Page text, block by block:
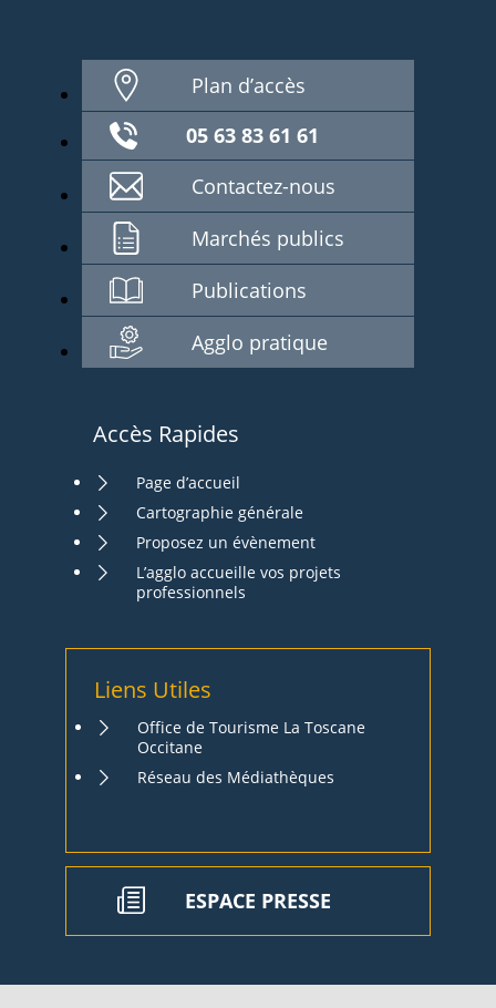
Plan d’accès
05 63 83 61 61
Contactez-nous
Marchés publics
Publications
Agglo pratique
Accès Rapides
Page d’accueil
Cartographie générale
Proposez un évènement
L’agglo accueille vos projets
professionnels
Liens Utiles
Office de Tourisme La Toscane
Occitane
Réseau des Médiathèques
ESPACE PRESSE